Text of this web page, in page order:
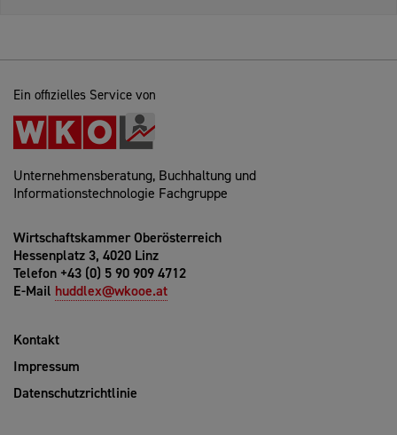
Ein offizielles Service von
Unternehmensberatung, Buchhaltung und
Informationstechnologie Fachgruppe
Wirtschaftskammer Oberösterreich
Hessenplatz 3, 4020 Linz
Telefon +43 (0) 5 90 909 4712
E-Mail huddlex@wkooe.at
Kontakt
Impressum
Datenschutzrichtlinie